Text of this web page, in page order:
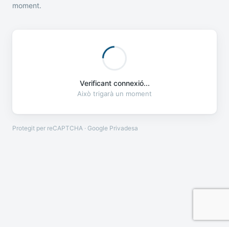
moment.
Verificant connexió...
Això trigarà un moment
Protegit per reCAPTCHA · Google Privadesa